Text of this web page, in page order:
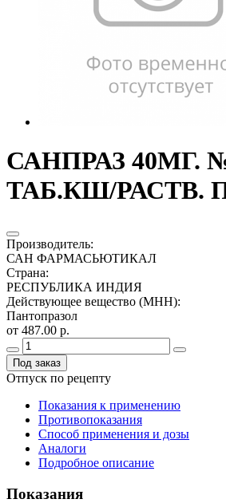
САНПРАЗ 40МГ.
ТАБ.КШ/РАСТВ.
Производитель:
САН ФАРМАСЬЮТИКАЛ
Страна:
РЕСПУБЛИКА ИНДИЯ
Действующее вещество (МНН):
Пантопразол
от 487.00 р.
Под заказ
Отпуск по рецепту
Показания к применению
Противопоказания
Способ применения и дозы
Аналоги
Подробное описание
Показания